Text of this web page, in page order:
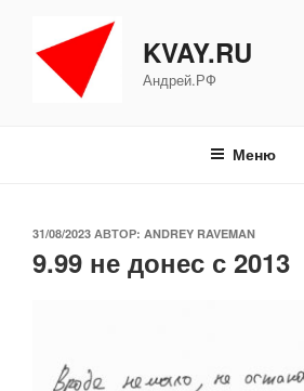
содержимому
KVAY.RU
Андрей.РФ
Меню
ОПУБЛИКОВАНО
31/08/2023 АВТОР: ANDREY RAVEMAN
9.99 не донес с 2013